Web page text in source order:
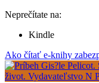
Neprečítate na:
Kindle
Ako čítať e-knihy